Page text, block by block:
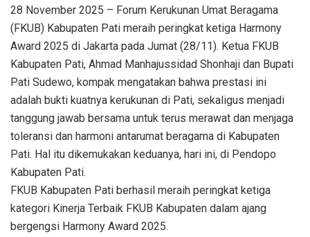
28 November 2025 – Forum Kerukunan Umat Beragama
(FKUB) Kabupaten Pati meraih peringkat ketiga Harmony
Award 2025 di Jakarta pada Jumat (28/11). Ketua FKUB
Kabupaten Pati, Ahmad Manhajussidad Shonhaji dan Bupati
Pati Sudewo, kompak mengatakan bahwa prestasi ini
adalah bukti kuatnya kerukunan di Pati, sekaligus menjadi
tanggung jawab bersama untuk terus merawat dan menjaga
toleransi dan harmoni antarumat beragama di Kabupaten
Pati. Hal itu dikemukakan keduanya, hari ini, di Pendopo
Kabupaten Pati.
FKUB Kabupaten Pati berhasil meraih peringkat ketiga
kategori Kinerja Terbaik FKUB Kabupaten dalam ajang
bergengsi Harmony Award 2025.